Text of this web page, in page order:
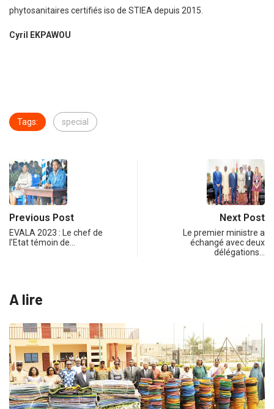
phytosanitaires certifiés iso de STIEA depuis 2015.
Cyril EKPAWOU
Tags: special
Previous Post
EVALA 2023 : Le chef de
l’Etat témoin de…
Next Post
Le premier ministre a
échangé avec deux
délégations…
A lire